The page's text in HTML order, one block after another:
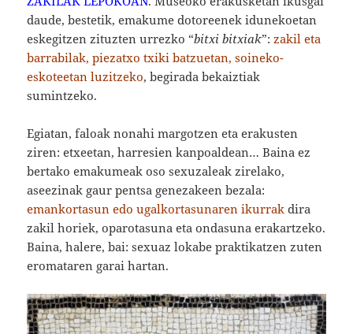
daude, bestetik, emakume dotoreenek idunekoetan
eskegitzen zituzten urrezko “bitxi bitxiak”:zakil eta
barrabilak, piezatxo txiki batzuetan, soineko-
eskoteetan luzitzeko, begirada bekaiztiak
sumintzeko.
Egiatan, faloak nonahi margotzen eta erakusten
ziren: etxeetan, harresien kanpoaldean… Baina ez
bertako emakumeak oso sexuzaleak zirelako,
aseezinak gaur pentsa genezakeen bezala:
emankortasun edo ugalkortasunaren ikurrak dira
zakil horiek, oparotasuna eta ondasuna erakartzeko.
Baina, halere, bai: sexuaz lokabe praktikatzen zuten
eromataren garai hartan.